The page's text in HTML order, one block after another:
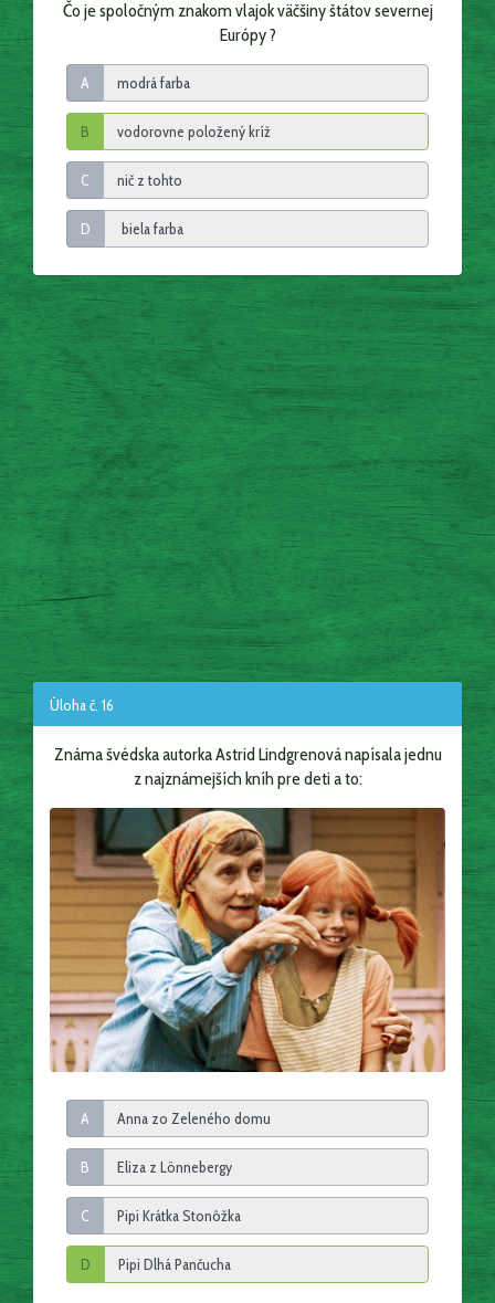
Čo je spoločným znakom vlajok väčšiny štátov severnej
Európy ?
A
B
C
D
Úloha č. 16
Známa švédska autorka Astrid Lindgrenová napísala jednu
z najznámejších kníh pre deti a to:
A
B
C
D